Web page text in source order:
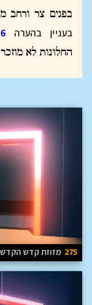
בפנים צר ורחב
בעניין בהערה
החלונות לא מוזכר
275 מזוזת קדש